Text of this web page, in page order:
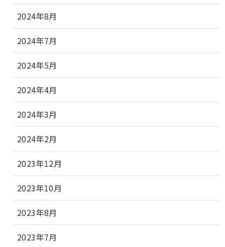
2024年8月
2024年7月
2024年5月
2024年4月
2024年3月
2024年2月
2023年12月
2023年10月
2023年8月
2023年7月